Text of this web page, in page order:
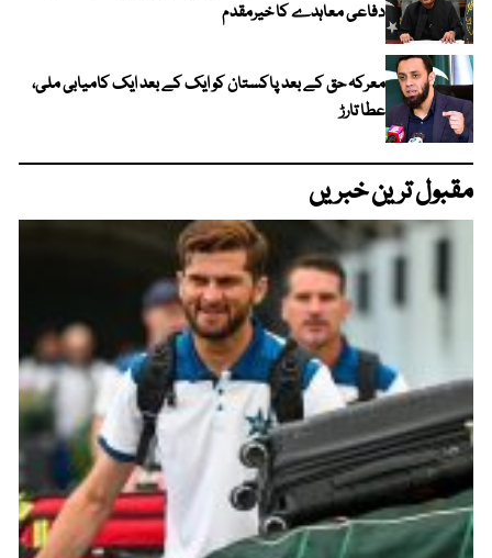
دفاعی معاہدے کا خیرمقدم
معرکہ حق کے بعد پاکستان کو ایک کے بعد ایک کامیابی ملی،
عطا تارڑ
مقبول ترین خبریں